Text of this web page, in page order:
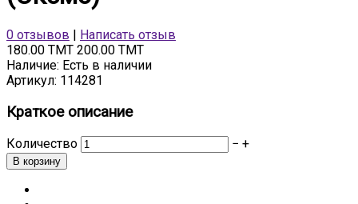
0 отзывов
Написать отзыв
180.00 TMT 200.00 TMT
Наличие: Есть в наличии
Артикул: 114281
Краткое описание
Количество − +